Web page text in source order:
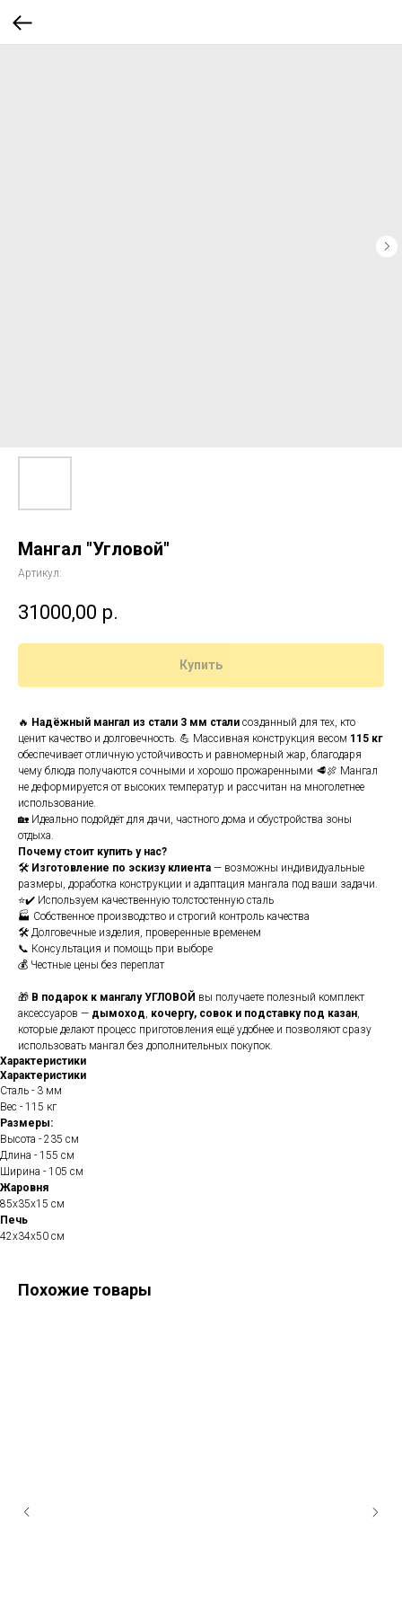
Мангал "Угловой"
Артикул:
31000,00 р.
Купить
🔥 Надёжный мангал из стали 3 мм стали созданный для тех, кто
ценит качество и долговечность. 💪 Массивная конструкция весом 115 кг
обеспечивает отличную устойчивость и равномерный жар, благодаря
чему блюда получаются сочными и хорошо прожаренными 🥩🍖 Мангал
не деформируется от высоких температур и рассчитан на многолетнее
использование.
🏡 Идеально подойдёт для дачи, частного дома и обустройства зоны
отдыха.
Почему стоит купить у нас?
🛠 Изготовление по эскизу клиента — возможны индивидуальные
размеры, доработка конструкции и адаптация мангала под ваши задачи.
⭐✔️ Используем качественную толстостенную сталь
🏭 Собственное производство и строгий контроль качества
🛠️ Долговечные изделия, проверенные временем
📞 Консультация и помощь при выборе
💰 Честные цены без переплат
🎁 В подарок к мангалу УГЛОВОЙ вы получаете полезный комплект
аксессуаров — дымоход, кочергу, совок и подставку под казан,
которые делают процесс приготовления ещё удобнее и позволяют сразу
использовать мангал без дополнительных покупок.
Характеристики
Характеристики
Сталь - 3 мм
Вес - 115 кг
Размеры:
Высота - 235 см
Длина - 155 см
Ширина - 105 см
Жаровня
85х35х15 см
Печь
42х34х50 см
Похожие товары